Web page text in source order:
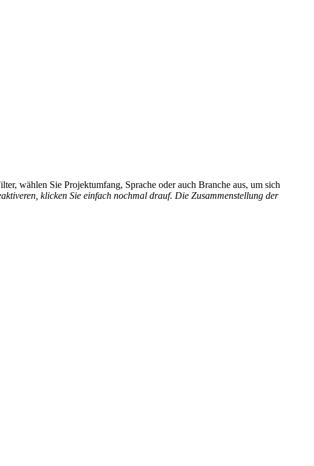
wählen Sie Projektumfang, Sprache oder auch Branche aus, um sich
klicken Sie einfach nochmal drauf. Die Zusammenstellung der